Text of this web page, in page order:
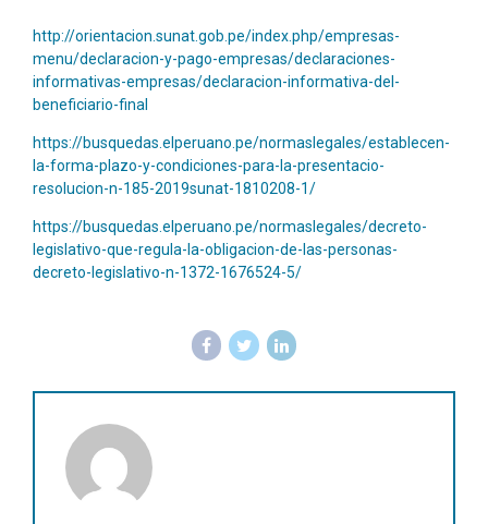
http://orientacion.sunat.gob.pe/index.php/empresas-
menu/declaracion-y-pago-empresas/declaraciones-
informativas-empresas/declaracion-informativa-del-
beneficiario-final
https://busquedas.elperuano.pe/normaslegales/establecen-
la-forma-plazo-y-condiciones-para-la-presentacio-
resolucion-n-185-2019sunat-1810208-1/
https://busquedas.elperuano.pe/normaslegales/decreto-
legislativo-que-regula-la-obligacion-de-las-personas-
decreto-legislativo-n-1372-1676524-5/